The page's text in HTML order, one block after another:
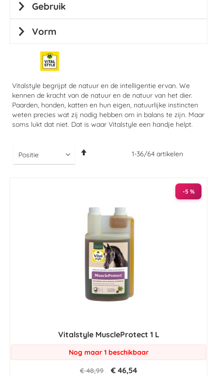
Vitalstyle begrijpt de natuur en de intelligentie ervan. We
kennen de kracht van de natuur en de natuur van het dier.
Paarden, honden, katten en hun eigen, natuurlijke instincten
weten precies wat zij nodig hebben om in balans te zijn. Maar
soms lukt dat niet. Dat is waar Vitalstyle een handje helpt.
1-36/64 artikelen
-5 %
Vitalstyle MuscleProtect 1 L
Nog maar 1 beschikbaar
€ 48,99 € 46,54
Gebruik
Vorm